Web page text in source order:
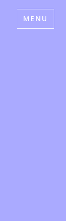
MENU